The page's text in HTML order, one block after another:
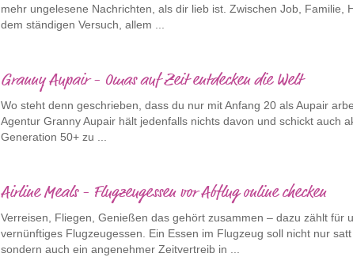
mehr ungelesene Nachrichten, als dir lieb ist. Zwischen Job, Familie,
dem ständigen Versuch, allem ...
Granny Aupair - Omas auf Zeit entdecken die Welt
Wo steht denn geschrieben, dass du nur mit Anfang 20 als Aupair
Agentur Granny Aupair hält jedenfalls nichts davon und schickt auch
Generation 50+ zu ...
Airline Meals - Flugzeugessen vor Abflug online checken
Verreisen, Fliegen, Genießen das gehört zusammen – dazu zählt für
vernünftiges Flugzeugessen. Ein Essen im Flugzeug soll nicht nur satt
sondern auch ein angenehmer Zeitvertreib in ...